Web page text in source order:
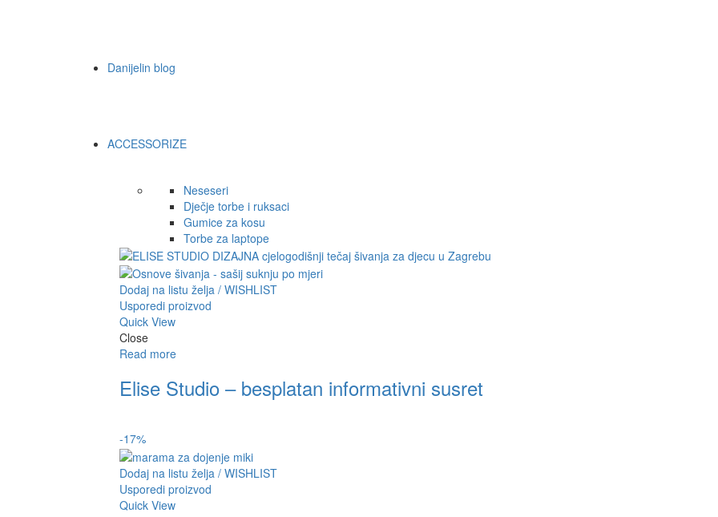
Danijelin blog
ACCESSORIZE
Neseseri
Dječje torbe i ruksaci
Gumice za kosu
Torbe za laptope
Dodaj na listu želja / WISHLIST
Usporedi proizvod
Quick View
Close
Read more
Elise Studio – besplatan informativni susret
-17%
Dodaj na listu želja / WISHLIST
Usporedi proizvod
Quick View